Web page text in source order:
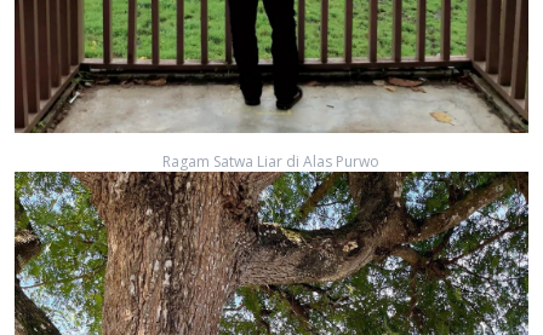
Ragam Satwa Liar di Alas Purwo